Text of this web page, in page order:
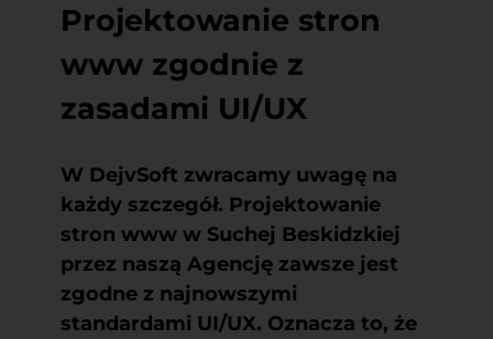
Projektowanie stron
www zgodnie z
zasadami UI/UX
W DejvSoft zwracamy uwagę na
każdy szczegół. Projektowanie
stron www w Suchej Beskidzkiej
przez naszą Agencję zawsze jest
zgodne z najnowszymi
standardami UI/UX. Oznacza to, że